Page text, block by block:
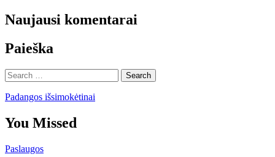
Naujausi komentarai
Paieška
Search
for:
Padangos išsimokėtinai
You Missed
Paslaugos